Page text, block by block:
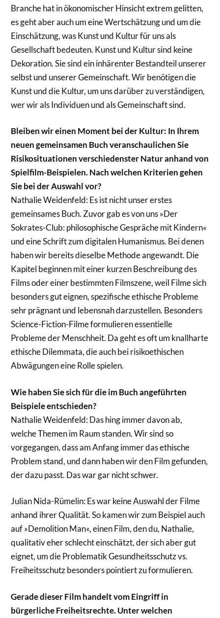
Branche hat in ökonomischer Hinsicht extrem gelitten,
es geht aber auch um eine Wertschätzung und um die
Einschätzung, was Kunst und Kultur für uns als
Gesellschaft bedeuten. Kunst und Kultur sind keine
Dekoration. Sie sind ein inhärenter Bestandteil unserer
selbst und unserer Gemeinschaft. Wir benötigen die
Kunst und die Kultur, um uns darüber zu verständigen,
wer wir als Individuen und als Gemeinschaft sind.
Bleiben wir einen Moment bei der Kultur: In Ihrem
neuen gemeinsamen Buch veranschaulichen Sie
Risikosituationen verschiedenster Natur anhand von
Spielfilm-Beispielen. Nach welchen Kriterien gehen
Sie bei der Auswahl vor?
Nathalie Weidenfeld: Es ist nicht unser erstes
gemeinsames Buch. Zuvor gab es von uns »Der
Sokrates-Club: philosophische Gespräche mit Kindern«
und eine Schrift zum digitalen Humanismus. Bei denen
haben wir bereits dieselbe Methode angewandt. Die
Kapitel beginnen mit einer kurzen Beschreibung des
Films oder einer bestimmten Filmszene, weil Filme sich
besonders gut eignen, spezifische ethische Probleme
sehr prägnant und lebensnah darzustellen. Besonders
Science-Fiction-Filme formulieren essentielle
Probleme der Menschheit. Da geht es oft um knallharte
ethische Dilemmata, die auch bei risikoethischen
Abwägungen eine Rolle spielen.
Wie haben Sie sich für die im Buch angeführten
Beispiele entschieden?
Nathalie Weidenfeld: Das hing immer davon ab,
welche Themen im Raum standen. Wir sind so
vorgegangen, dass am Anfang immer das ethische
Problem stand, und dann haben wir den Film gefunden,
der dazu passt. Das war gar nicht schwer.
Julian Nida-Rümelin: Es war keine Auswahl der Filme
anhand ihrer Qualität. So kamen wir zum Beispiel auch
auf »Demolition Man«, einen Film, den du, Nathalie,
qualitativ eher schlecht einschätzt, der sich aber gut
eignet, um die Problematik Gesundheitsschutz vs.
Freiheitsschutz besonders pointiert zu formulieren.
Gerade dieser Film handelt vom Eingriff in
bürgerliche Freiheitsrechte. Unter welchen